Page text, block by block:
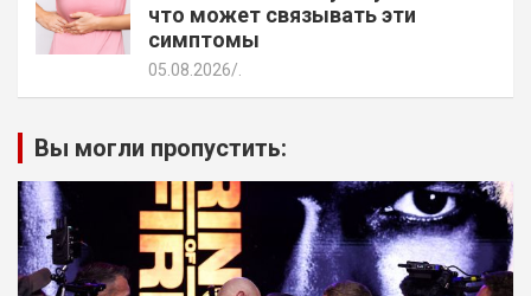
что может связывать эти
симптомы
05.08.2026
Вы могли пропустить: